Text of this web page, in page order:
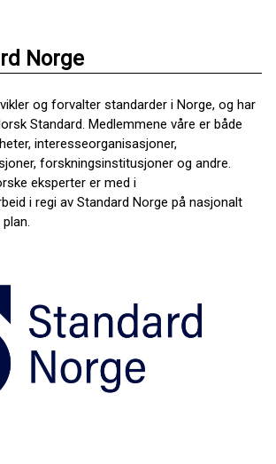
Norge
og forvalter standarder i Norge, og har
Standard. Medlemmene våre er både
interesseorganisasjoner,
forskningsinstitusjoner og andre.
eksperter er med i
i regi av Standard Norge på nasjonalt